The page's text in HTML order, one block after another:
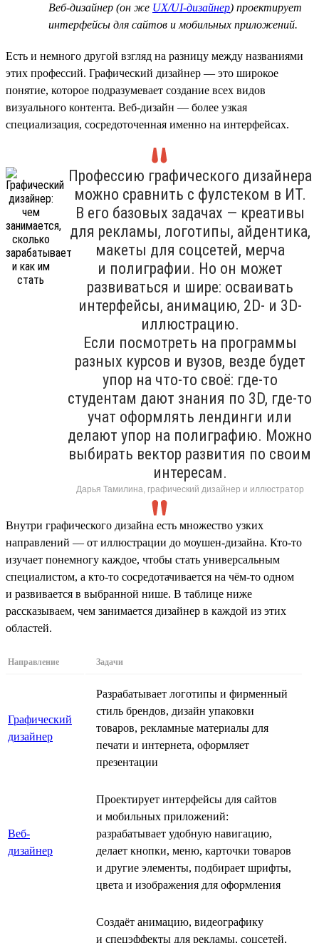
Веб-дизайнер (он же UX/UI-дизайнер) проектирует
интерфейсы для сайтов и мобильных приложений.
Есть и немного другой взгляд на разницу между названиями
этих профессий. Графический дизайнер — это широкое
понятие, которое подразумевает создание всех видов
визуального контента. Веб-дизайн — более узкая
специализация, сосредоточенная именно на интерфейсах.
Профессию графического дизайнера
можно сравнить с фулстеком в ИТ.
В его базовых задачах — креативы
для рекламы, логотипы, айдентика,
макеты для соцсетей, мерча
и полиграфии. Но он может
развиваться и шире: осваивать
интерфейсы, анимацию, 2D- и 3D-
иллюстрацию.
Если посмотреть на программы
разных курсов и вузов, везде будет
упор на что-то своё: где-то
студентам дают знания по 3D, где-то
учат оформлять лендинги или
делают упор на полиграфию. Можно
выбирать вектор развития по своим
интересам.
Дарья Тамилина, графический дизайнер и иллюстратор
Внутри графического дизайна есть множество узких
направлений — от иллюстрации до моушен-дизайна. Кто-то
изучает понемногу каждое, чтобы стать универсальным
специалистом, а кто-то сосредотачивается на чём-то одном
и развивается в выбранной нише. В таблице ниже
рассказываем, чем занимается дизайнер в каждой из этих
областей.
Направление Задачи
Графический
дизайнер
Разрабатывает логотипы и фирменный
стиль брендов, дизайн упаковки
товаров, рекламные материалы для
печати и интернета, оформляет
презентации
Веб-
дизайнер
Проектирует интерфейсы для сайтов
и мобильных приложений:
разрабатывает удобную навигацию,
делает кнопки, меню, карточки товаров
и другие элементы, подбирает шрифты,
цвета и изображения для оформления
Создаёт анимацию, видеографику
и спецэффекты для рекламы, соцсетей,